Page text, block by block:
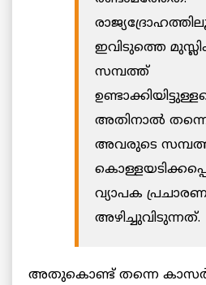
ഇവിടുത്തെ
സമ്പത്ത്
അതിനാല്‍
അവരുടെ
വ്യാപക
അഴിച്ചുവിടുന്നത്.
അതുകൊണ്ട് തന്നെ